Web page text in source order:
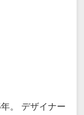
。 デザイナー